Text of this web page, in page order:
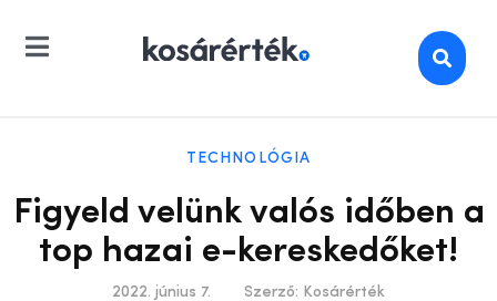
TECHNOLÓGIA
Figyeld velünk valós időben a
top hazai e-kereskedőket!
2022. június 7. Szerző: Kosárérték